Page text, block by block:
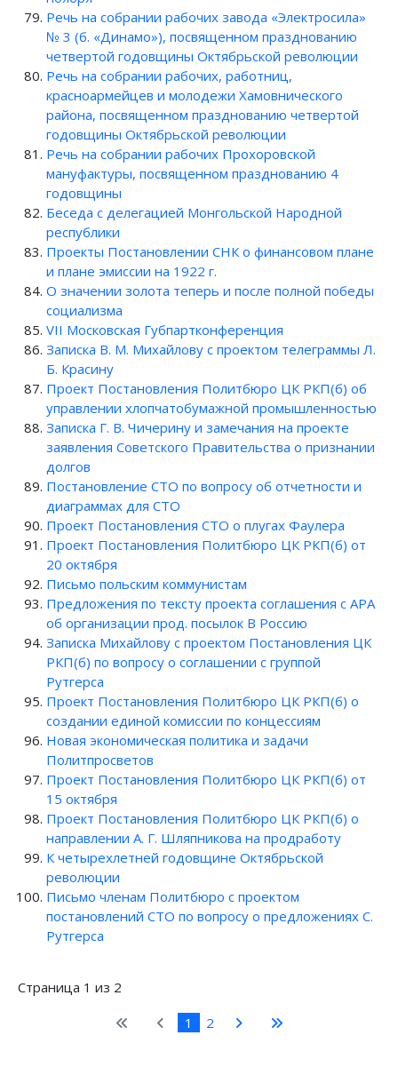
Речь на собрании рабочих завода «Электросила»
№ 3 (б. «Динамо»), посвященном празднованию
четвертой годовщины Октябрьской революции
Речь на собрании рабочих, работниц,
красноармейцев и молодежи Хамовнического
района, посвященном празднованию четвертой
годовщины Октябрьской революции
Речь на собрании рабочих Прохоровской
мануфактуры, посвященном празднованию 4
годовщины
Беседа с делегацией Монгольской Народной
республики
Проекты Постановлении СНК о финансовом плане
и плане эмиссии на 1922 г.
О значении золота теперь и после полной победы
социализма
VII Московская Губпартконференция
Записка В. М. Михайлову с проектом телеграммы Л.
Б. Красину
Проект Постановления Политбюро ЦК РКП(б) об
управлении хлопчатобумажной промышленностью
Записка Г. В. Чичерину и замечания на проекте
заявления Советского Правительства о признании
долгов
Постановление СТО по вопросу об отчетности и
диаграммах для СТО
Проект Постановления СТО о плугах Фаулера
Проект Постановления Политбюро ЦК РКП(б) от
20 октября
Письмо польским коммунистам
Предложения по тексту проекта соглашения с АРА
об организации прод. посылок В Россию
Записка Михайлову с проектом Постановления ЦК
РКП(б) по вопросу о соглашении с группой
Рутгерса
Проект Постановления Политбюро ЦК РКП(б) о
создании единой комиссии по концессиям
Новая экономическая политика и задачи
Политпросветов
Проект Постановления Политбюро ЦК РКП(б) от
15 октября
Проект Постановления Политбюро ЦК РКП(б) о
направлении А. Г. Шляпникова на продработу
К четырехлетней годовщине Октябрьской
революции
Письмо членам Политбюро с проектом
постановлений СТО по вопросу о предложениях С.
Рутгерса
Страница 1 из 2
1
2